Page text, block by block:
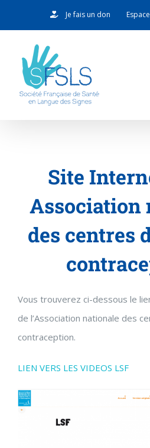
au
Je fais un don
Site
Association
des centres
Vous trouverez ci-dessous le
de l’Association nationale des
contraception.
LIEN VERS LES VIDEOS LSF